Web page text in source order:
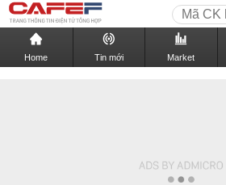
Home Tin mới Market